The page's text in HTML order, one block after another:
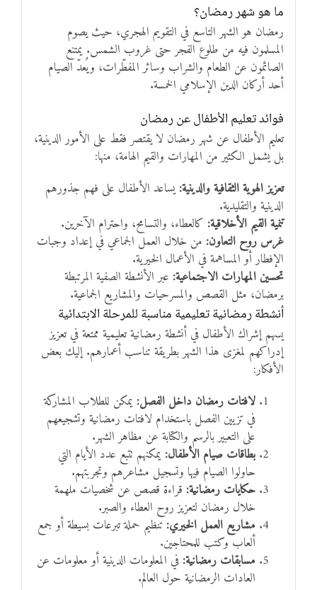
ما هو شهر رمضان؟
رمضان هو الشهر التاسع في التقويم الهجري، حيث يصوم
المسلمون فيه من طلوع الفجر حتى غروب الشمس. يمتنع
الصائمون عن الطعام والشراب وسائر المفطّرات، ويُعدّ الصيام
أحد أركان الدين الإسلامي الخمسة.
فوائد تعليم الأطفال عن رمضان
تعليم الأطفال عن شهر رمضان لا يقتصر فقط على الأمور الدينية،
بل يشمل الكثير من المهارات والقيم الهامة، منها:
تعزيز الهوية الثقافية والدينية:يساعد الأطفال على فهم جذورهم
الدينية والتقليدية.
تنمية القيم الأخلاقية: كالعطاء، والتسامح، واحترام الآخرين.
غرس روح التعاون: من خلال العمل الجماعي في إعداد وجبات
الإفطار أو المساهمة في الأعمال الخيرية.
تحسين المهارات الاجتماعية: عبر الأنشطة الصفية المرتبطة
برمضان، مثل القصص والمسرحيات والمشاريع الجماعية.
أنشطة رمضانية تعليمية مناسبة للمرحلة الابتدائية
يسهم إشراك الأطفال في أنشطة رمضانية تعليمية ممتعة في تعزيز
إدراكهم لمغزى هذا الشهر بطريقة تناسب أعمارهم. إليك بعض
الأفكار:
لافتات رمضان داخل الفصل: يمكن للطلاب المشاركة
في تزيين الفصل باستخدام لافتات رمضانية وتشجيعهم
على التعبير بالرسم والكتابة عن مظاهر الشهر.
بطاقات صيام الأطفال: يمكنهم تتبع عدد الأيام التي
حاولوا الصيام فيها وتسجيل مشاعرهم وتجربتهم.
حكايات رمضانية: قراءة قصص عن شخصيات ملهمة
خلال رمضان لتعزيز روح العطاء والصبر.
مشاريع العمل الخيري: تنظيم حملة تبرعات بسيطة أو جمع
ألعاب وكتب للمحتاجين.
مسابقات رمضانية: في المعلومات الدينية أو معلومات عن
العادات الرمضانية حول العالم.